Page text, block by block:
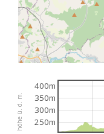
höhe ü. d. m. 250m
300m
350m
400m